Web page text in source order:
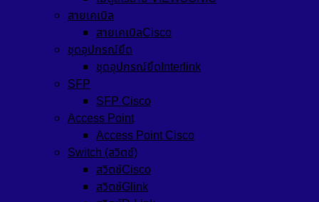
สายเคเบิล
สายเคเบิลCisco
ชุดอุปกรณ์ยึด
ชุดอุปกรณ์ยึดInterlink
SFP
SFP Cisco
Access Point
Access Point Cisco
Switch (สวิตช์)
สวิตช์Cisco
สวิตช์Glink